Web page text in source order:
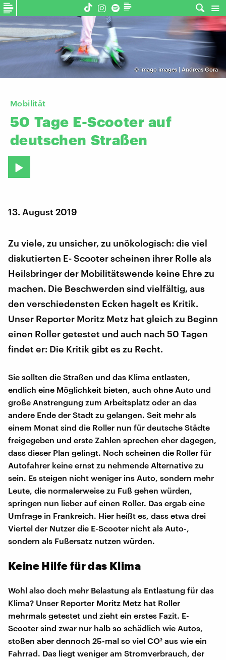
© imago images | Andreas Gora
Mobilität
50 Tage E-Scooter auf
deutschen Straßen
13. August 2019
Zu viele, zu unsicher, zu unökologisch: die viel
diskutierten E- Scooter scheinen ihrer Rolle als
Heilsbringer der Mobilitätswende keine Ehre zu
machen. Die Beschwerden sind vielfältig, aus
den verschiedensten Ecken hagelt es Kritik.
Unser Reporter Moritz Metz hat gleich zu Beginn
einen Roller getestet und auch nach 50 Tagen
findet er: Die Kritik gibt es zu Recht.
Sie sollten die Straßen und das Klima entlasten,
endlich eine Möglichkeit bieten, auch ohne Auto und
große Anstrengung zum Arbeitsplatz oder an das
andere Ende der Stadt zu gelangen. Seit mehr als
einem Monat sind die Roller nun für deutsche Städte
freigegeben und erste Zahlen sprechen eher dagegen,
dass dieser Plan gelingt. Noch scheinen die Roller für
Autofahrer keine ernst zu nehmende Alternative zu
sein. Es steigen nicht weniger ins Auto, sondern mehr
Leute, die normalerweise zu Fuß gehen würden,
springen nun lieber auf einen Roller. Das ergab eine
Umfrage in Frankreich. Hier heißt es, dass etwa drei
Viertel der Nutzer die E-Scooter nicht als Auto-,
sondern als Fußersatz nutzen würden.
Keine Hilfe für das Klima
Wohl also doch mehr Belastung als Entlastung für das
Klima? Unser Reporter Moritz Metz hat Roller
mehrmals getestet und zieht ein erstes Fazit. E-
Scooter sind zwar nur halb so schädlich wie Autos,
stoßen aber dennoch 25-mal so viel CO² aus wie ein
Fahrrad. Das liegt weniger am Stromverbrauch, der